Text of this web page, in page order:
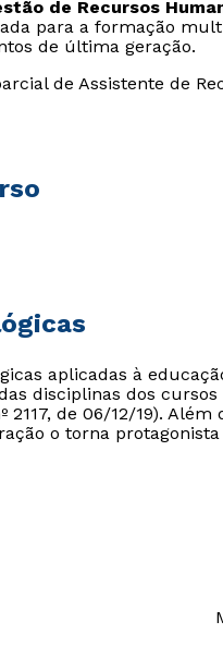
de Recursos
para a formação
de última geração.
de Assistente de
aplicadas à
disciplinas dos
2117, de 06/12/19).
o torna